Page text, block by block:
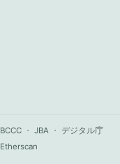
BCCC ・ JBA ・ デジタル庁
Etherscan